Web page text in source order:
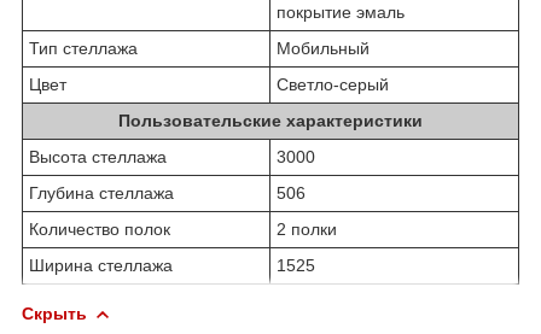
покрытие эмаль
Тип стеллажа
Мобильный
Цвет
Светло-серый
Пользовательские характеристики
Высота стеллажа
3000
Глубина стеллажа
506
Количество полок
2 полки
Ширина стеллажа
1525
Скрыть